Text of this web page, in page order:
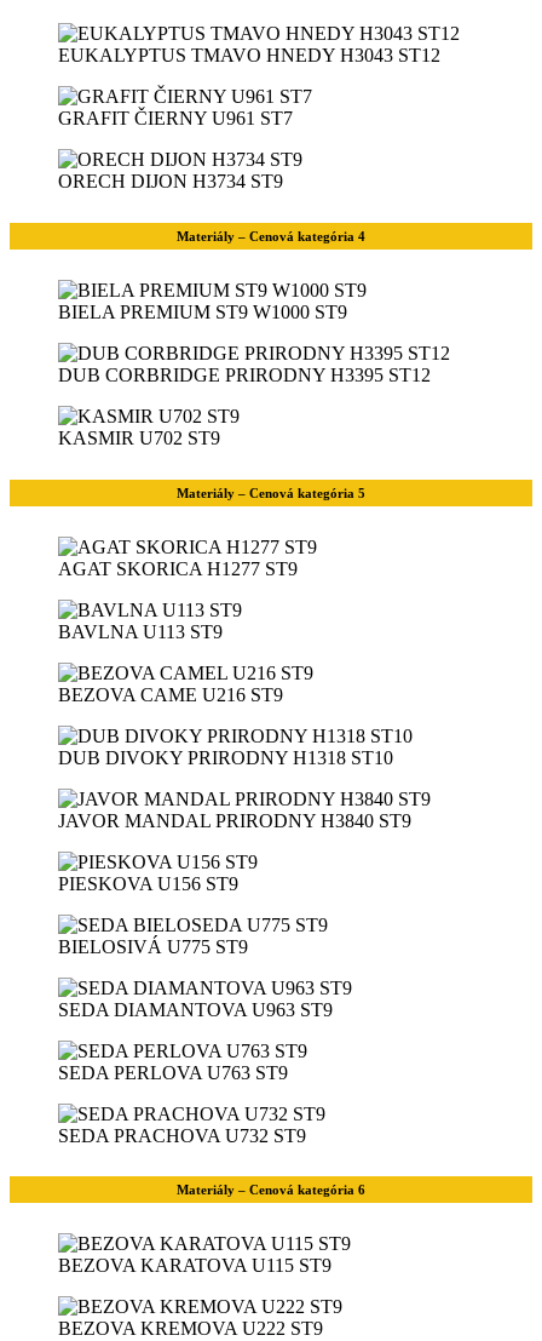
EUKALYPTUS TMAVO HNEDY H3043 ST12
GRAFIT ČIERNY U961 ST7
ORECH DIJON H3734 ST9
Materiály – Cenová kategória 4
BIELA PREMIUM ST9 W1000 ST9
DUB CORBRIDGE PRIRODNY H3395 ST12
KASMIR U702 ST9
Materiály – Cenová kategória 5
AGAT SKORICA H1277 ST9
BAVLNA U113 ST9
BEZOVA CAME U216 ST9
DUB DIVOKY PRIRODNY H1318 ST10
JAVOR MANDAL PRIRODNY H3840 ST9
PIESKOVA U156 ST9
BIELOSIVÁ U775 ST9
SEDA DIAMANTOVA U963 ST9
SEDA PERLOVA U763 ST9
SEDA PRACHOVA U732 ST9
Materiály – Cenová kategória 6
BEZOVA KARATOVA U115 ST9
BEZOVA KREMOVA U222 ST9